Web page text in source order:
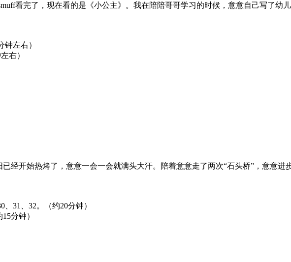
看完了，现在看的是《小公主》。我在陪陪哥哥学习的时候，意意自己写了幼
左右）
右）
经开始热烤了，意意一会一会就满头大汗。陪着意意走了两次“石头桥”，意意进
31、32。（约20分钟）
分钟）